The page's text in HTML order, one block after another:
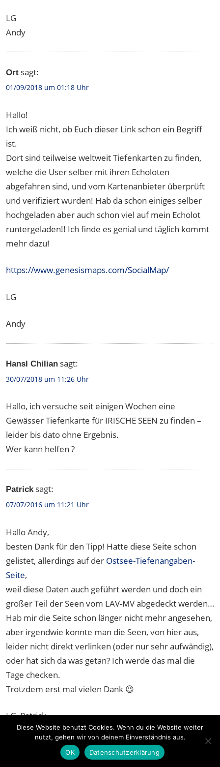
LG
Andy
Ort sagt:
01/09/2018 um 01:18 Uhr
Hallo!
Ich weiß nicht, ob Euch dieser Link schon ein Begriff
ist.
Dort sind teilweise weltweit Tiefenkarten zu finden,
welche die User selber mit ihren Echoloten
abgefahren sind, und vom Kartenanbieter überprüft
und verifiziert wurden! Hab da schon einiges selber
hochgeladen aber auch schon viel auf mein Echolot
runtergeladen!! Ich finde es genial und täglich kommt
mehr dazu!
https://www.genesismaps.com/SocialMap/
LG
Andy
Hansl Chilian sagt:
30/07/2018 um 11:26 Uhr
Hallo, ich versuche seit einigen Wochen eine
Gewässer Tiefenkarte für IRISCHE SEEN zu finden –
leider bis dato ohne Ergebnis.
Wer kann helfen ?
Patrick sagt:
07/07/2016 um 11:21 Uhr
Hallo Andy,
besten Dank für den Tipp! Hatte diese Seite schon
gelistet, allerdings auf der Ostsee-Tiefenangaben-
Seite,
weil diese Daten auch geführt werden und doch ein
großer Teil der Seen vom LAV-MV abgedeckt werden…
Hab mir die Seite schon länger nicht mehr angesehen,
aber irgendwie konnte man die Seen, von hier aus,
leider nicht direkt verlinken (oder nur sehr aufwändig),
oder hat sich da was getan? Ich werde das mal die
Tage checken.
Trotzdem erst mal vielen Dank 😉
LG, Patrick
Diese Website benutzt Cookies. Wenn du die Website weiter
nutzt, gehen wir von deinem Einverständnis aus.
OK
Datenschutzerklärung